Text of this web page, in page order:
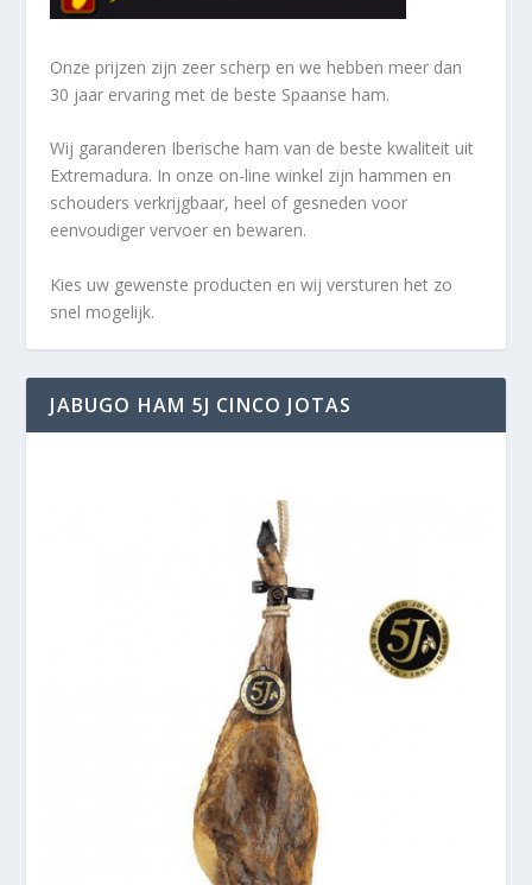
Onze prijzen zijn zeer scherp en we hebben meer dan
30 jaar ervaring met de beste Spaanse ham.
Wij garanderen Iberische ham van de beste kwaliteit uit
Extremadura. In onze on-line winkel zijn hammen en
schouders verkrijgbaar, heel of gesneden voor
eenvoudiger vervoer en bewaren.
Kies uw gewenste producten en wij versturen het zo
snel mogelijk.
JABUGO HAM 5J CINCO JOTAS